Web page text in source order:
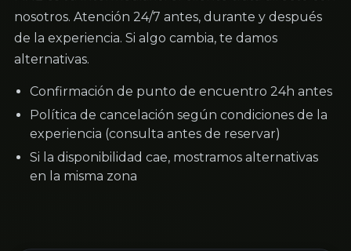
nosotros. Atención 24/7 antes, durante y después
de la experiencia. Si algo cambia, te damos
alternativas.
Confirmación de punto de encuentro 24h antes
Política de cancelación según condiciones de la
experiencia (consulta antes de reservar)
Si la disponibilidad cae, mostramos alternativas
en la misma zona